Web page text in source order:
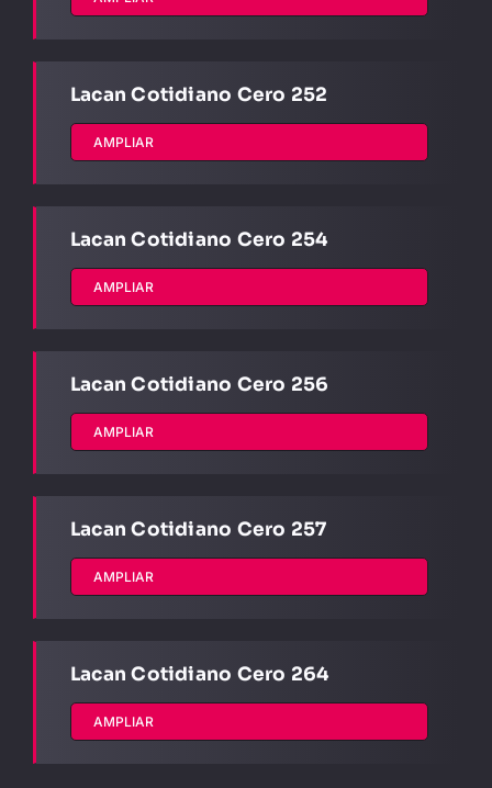
Lacan Cotidiano Cero 252
AMPLIAR
Lacan Cotidiano Cero 254
AMPLIAR
Lacan Cotidiano Cero 256
AMPLIAR
Lacan Cotidiano Cero 257
AMPLIAR
Lacan Cotidiano Cero 264
AMPLIAR